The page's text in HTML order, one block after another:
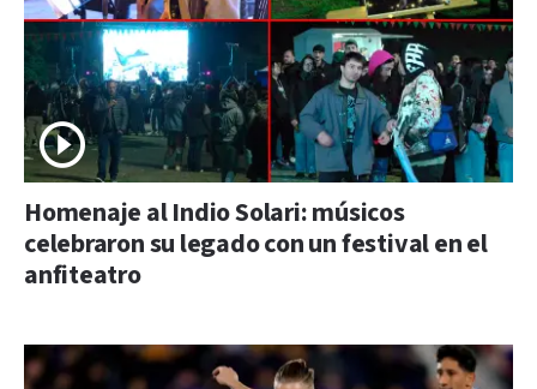
Homenaje al Indio Solari: músicos
celebraron su legado con un festival en el
anfiteatro